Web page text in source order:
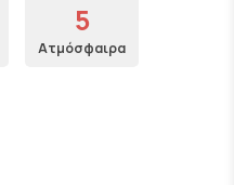
5
Ατμόσφαιρα